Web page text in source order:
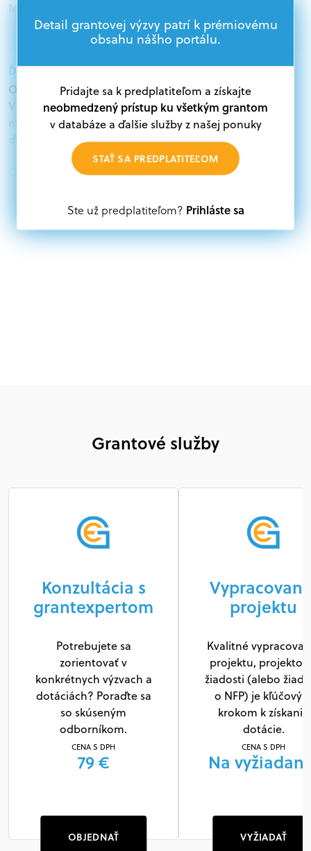
Mimovládne organizácie, Akademický sektor
Ďalšie informácie:
Oprávnení žiadatelia:
V databáze grantov a dotácií na portáli Grantexpert.sk
nájdete aktuálne výzvy z eurofondov, plánu obnovy a
ďalších zdrojov.
Oprávnení partneri:
subjekt, komerčný alebo nekomerčný, ako aj
mimovládne organizácie zriadené ako právnická osoba v
Nórsku alebo na Slovensku, alebo akákoľvek
Detail grantovej výzvy patrí k prémiovému
obsahu nášho portálu.
Pridajte sa k predplatiteľom a získajte
neobmedzený prístup ku všetkým grantom
v databáze a ďalšie služby z našej ponuky
STAŤ SA PREDPLATITEĽOM
Ste už predplatiteľom? Prihláste sa
Grantové služby
Konzultácia s
grantexpertom
Potrebujete sa
zorientovať v
konkrétnych výzvach a
dotáciách? Poraďte sa
so skúseným
odborníkom.
CENA S DPH
79 €
OBJEDNAŤ
projektu
Kvalitné
projektu,
žiadosti (alebo
o NFP) je
krokom k získaniu
dotácie.
CENA S DPH
Na
VYŽIADAŤ